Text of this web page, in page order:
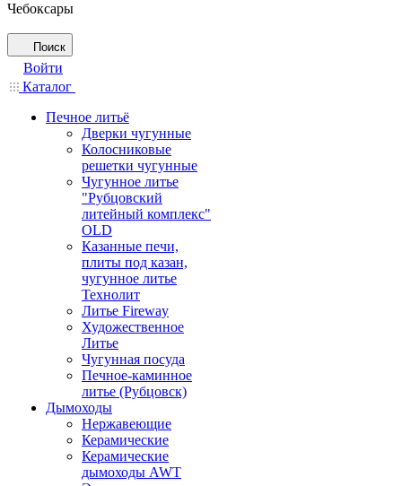
Чебоксары
Поиск
Войти
Каталог
Печное литьё
Дверки чугунные
Колосниковые
решетки чугунные
Чугунное литье
"Рубцовский
литейный комплекс"
OLD
Казанные печи,
плиты под казан,
чугунное литье
Технолит
Литье Fireway
Художественное
Литье
Чугунная посуда
Печное-каминное
литье (Рубцовск)
Дымоходы
Нержавеющие
Керамические
Керамические
дымоходы AWT